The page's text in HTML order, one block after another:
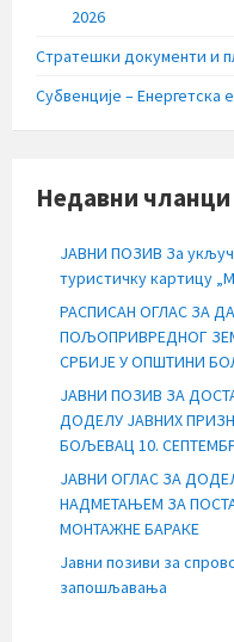
2026
Стратешки документи и
Субвенције – Енергетска
Недавни чланци
ЈАВНИ ПОЗИВ За
туристичку картицу
РАСПИСАН ОГЛАС ЗА
ПОЉОПРИВРЕДНОГ
СРБИЈЕ У ОПШТИНИ
ЈАВНИ ПОЗИВ ЗА
ДОДЕЛУ ЈАВНИХ
БОЉЕВАЦ 10.
ЈАВНИ ОГЛАС ЗА
НАДМЕТАЊЕМ ЗА
МОНТАЖНЕ БАРАКЕ
Јавни позиви за
запошљавања